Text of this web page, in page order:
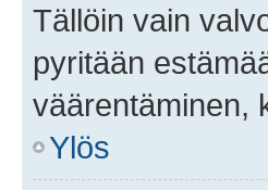
Tällöin vain
pyritään
väärentäminen,
Ylös